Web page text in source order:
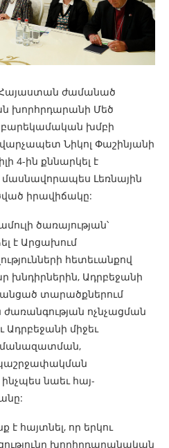
ժամանած
խորհրդարանի Մեծ
խմբի
Նիկոլ Փաշինյանի
4-ին քննարկել է
Լեռնային
իրավիճակը:
ծառայության՝
է Արցախում
հետեւանքով
Ադրբեջանի
տարածքներում
ոչնչացման
Ադրբեջանի միջեւ
նաեւ հայ-
է հայտնել, որ երկու
խորհրդարանական